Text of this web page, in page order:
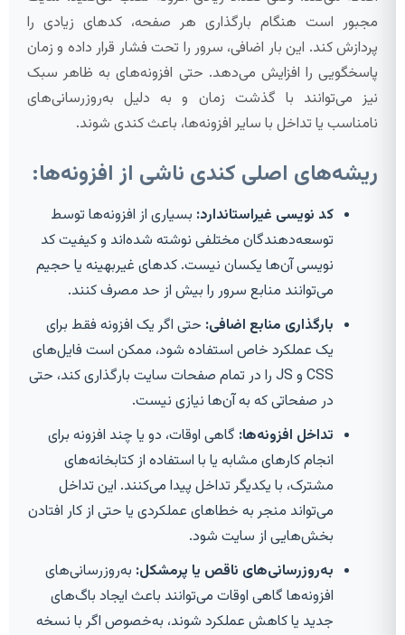
مجبور است هنگام بارگذاری هر صفحه، کدهای زیادی را
پردازش کند. این بار اضافی، سرور را تحت فشار قرار داده و زمان
پاسخگویی را افزایش می‌دهد. حتی افزونه‌های به ظاهر سبک
نیز می‌توانند با گذشت زمان و به دلیل به‌روزرسانی‌های
نامناسب یا تداخل با سایر افزونه‌ها، باعث کندی شوند.
ریشه‌های اصلی کندی ناشی از افزونه‌ها:
کد نویسی غیراستاندارد: بسیاری از افزونه‌ها توسط
توسعه‌دهندگان مختلفی نوشته شده‌اند و کیفیت کد
نویسی آن‌ها یکسان نیست. کدهای غیربهینه یا حجیم
می‌توانند منابع سرور را بیش از حد مصرف کنند.
بارگذاری منابع اضافی: حتی اگر یک افزونه فقط برای
یک عملکرد خاص استفاده شود، ممکن است فایل‌های
CSS و JS را در تمام صفحات سایت بارگذاری کند، حتی
در صفحاتی که به آن‌ها نیازی نیست.
تداخل افزونه‌ها: گاهی اوقات، دو یا چند افزونه برای
انجام کارهای مشابه یا با استفاده از کتابخانه‌های
مشترک، با یکدیگر تداخل پیدا می‌کنند. این تداخل
می‌تواند منجر به خطاهای عملکردی یا حتی از کار افتادن
بخش‌هایی از سایت شود.
به‌روزرسانی‌های ناقص یا پرمشکل: به‌روزرسانی‌های
افزونه‌ها گاهی اوقات می‌توانند باعث ایجاد باگ‌های
جدید یا کاهش عملکرد شوند، به‌خصوص اگر با نسخه